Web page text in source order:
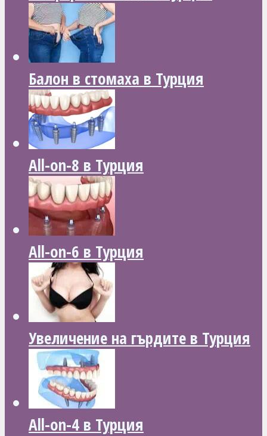
Балон в стомаха в Турция
All-on-8 в Турция
All-on-6 в Турция
Увеличение на гърдите в Турция
All-on-4 в Турция